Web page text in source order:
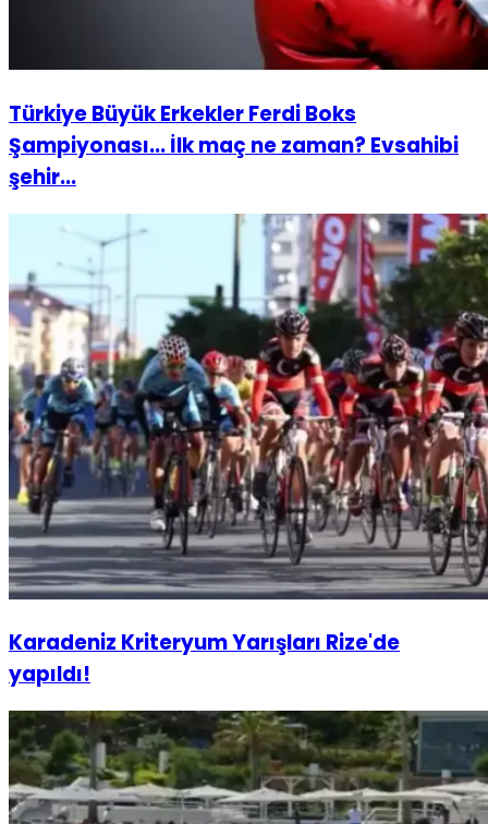
Türkiye Büyük Erkekler Ferdi Boks
Şampiyonası... İlk maç ne zaman? Evsahibi
şehir...
Karadeniz Kriteryum Yarışları Rize'de
yapıldı!